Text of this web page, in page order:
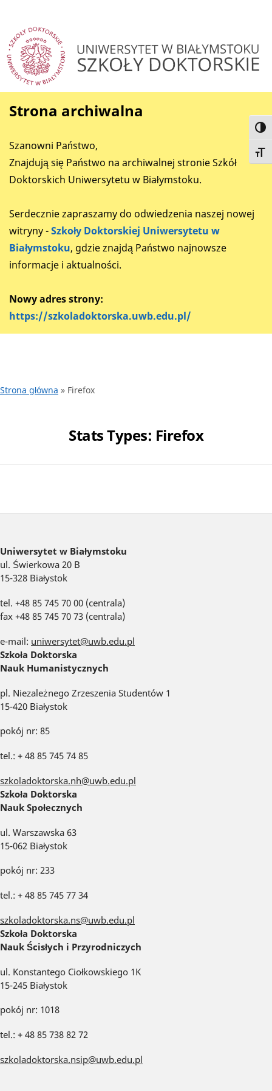
Strona archiwalna
Szanowni Państwo,
Znajdują się Państwo na archiwalnej stronie Szkół
Doktorskich Uniwersytetu w Białymstoku.
Serdecznie zapraszamy do odwiedzenia naszej nowej
witryny -Szkoły Doktorskiej Uniwersytetu w
Białymstoku, gdzie znajdą Państwo najnowsze
informacje i aktualności.
Nowy adres strony:
https://szkoladoktorska.uwb.edu.pl/
Strona główna » Firefox
Stats Types: Firefox
Uniwersytet w Białymstoku
ul. Świerkowa 20 B
15-328 Białystok
tel. +48 85 745 70 00 (centrala)
fax +48 85 745 70 73 (centrala)
e-mail: uniwersytet@uwb.edu.pl
Szkoła Doktorska
Nauk Humanistycznych
pl. Niezależnego Zrzeszenia Studentów 1
15-420 Białystok
pokój nr: 85
tel.: + 48 85 745 74 85
szkoladoktorska.nh@uwb.edu.pl
Szkoła Doktorska
Nauk Społecznych
ul. Warszawska 63
15-062 Białystok
pokój nr: 233
tel.: + 48 85 745 77 34
szkoladoktorska.ns@uwb.edu.pl
Szkoła Doktorska
Nauk Ścisłych i Przyrodniczych
ul. Konstantego Ciołkowskiego 1K
15-245 Białystok
pokój nr: 1018
tel.: + 48 85 738 82 72
szkoladoktorska.nsip@uwb.edu.pl